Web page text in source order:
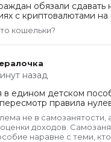
обязали сдавать
с криптовалютами на
кошельки?
назад
в едином детском
правила
оформления
не в самозанятости,
доходов.
наравне с теми, кто